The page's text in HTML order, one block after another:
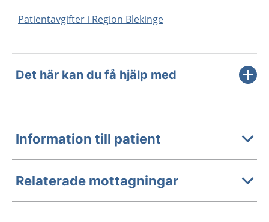
Patientavgifter i Region Blekinge
Det här kan du få hjälp med
Information till patient
Relaterade mottagningar